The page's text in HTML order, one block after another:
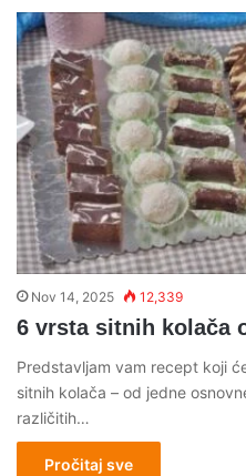
Nov 14, 2025 12,339
6 vrsta sitnih kolača
Predstavljam vam recept koji
sitnih kolača – od jedne
različitih…
Pročitaj sve